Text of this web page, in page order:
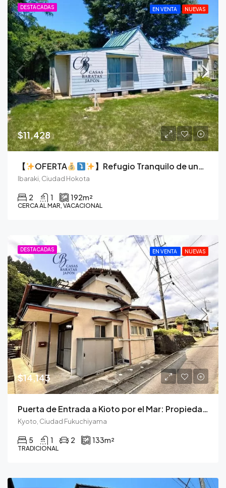
DESTACADAS EN VENTA NUEVAS
$11,428
【 OFERTA 】Refugio Tranquilo de una Sola Planta Cerca de la Costa de Ibaraki
Ibaraki, Ciudad Hokota
2 1 192m²
CERCA AL MAR, VACACIONAL
DESTACADAS EN VENTA NUEVAS
$14,143
Puerta de Entrada a Kioto por el Mar: Propiedad con Carácter y Prometedor Potencial de Alquiler
Kyoto, Ciudad Fukuchiyama
5 1 2 133m²
TRADICIONAL